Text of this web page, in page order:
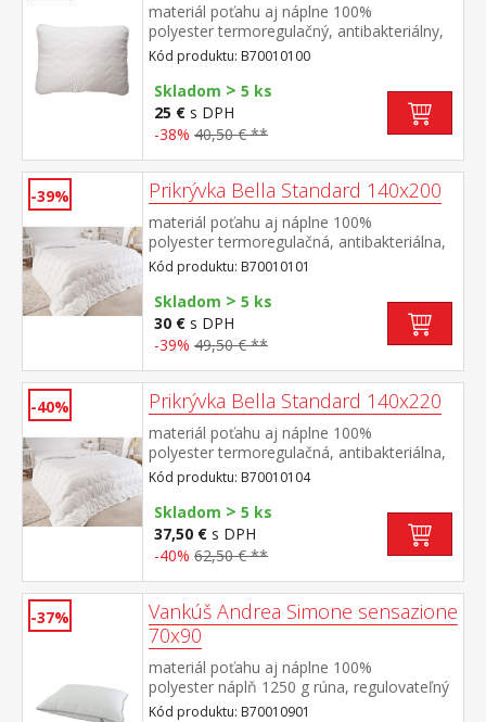
materiál poťahu aj náplne 100%
polyester termoregulačný, antibakteriálny,
vhodný pre alergikov elegantne
prešitý prateľný do 60 °C
Kód produktu: B70010100
Skladom > 5 ks
25 € s DPH
-38% 40,50 € **
-39% Prikrývka Bella Standard 140x200
materiál poťahu aj náplne 100%
polyester termoregulačná, antibakteriálna,
vhodná pre alergikov elegantne
prešitá prateľná do 60 °C
Kód produktu: B70010101
Skladom > 5 ks
30 € s DPH
-39% 49,50 € **
-40% Prikrývka Bella Standard 140x220
materiál poťahu aj náplne 100%
polyester termoregulačná, antibakteriálna,
vhodná pre alergikov elegantne
prešitá prateľná do 60 °C
Kód produktu: B70010104
Skladom > 5 ks
37,50 € s DPH
-40% 62,50 € **
-37%
Vankúš Andrea Simone sensazione
70x90
materiál poťahu aj náplne 100%
polyester náplň 1250 g rúna, regulovateľný
obsah elegantne prešitý poťah na zips
Kód produktu: B70010901